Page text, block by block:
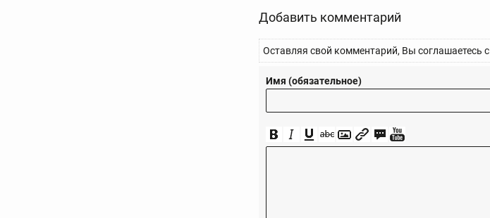
Добавить комментарий
Оставляя свой комментарий, Вы соглашаетесь с
Имя (обязательное)